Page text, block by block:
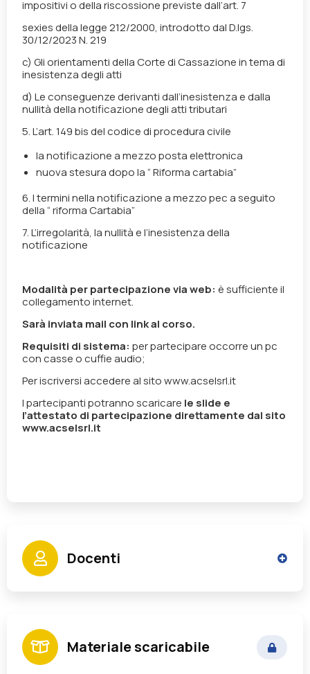
impositivi o della riscossione previste dall’art. 7
sexies della legge 212/2000, introdotto dal D.lgs.
30/12/2023 N. 219
c) Gli orientamenti della Corte di Cassazione in tema di
inesistenza degli atti
d) Le conseguenze derivanti dall’inesistenza e dalla
nullità della notificazione degli atti tributari
5. L’art. 149 bis del codice di procedura civile
la notificazione a mezzo posta elettronica
nuova stesura dopo la “ Riforma cartabia”
6. I termini nella notificazione a mezzo pec a seguito
della “ riforma Cartabia”
7. L’irregolarità, la nullità e l’inesistenza della
notificazione
Modalità per partecipazione via web: è sufficiente il
collegamento internet.
Sarà inviata mail con link al corso.
Requisiti di sistema:per partecipare occorre un pc
con casse o cuffie audio;
Per iscriversi accedere al sito www.acselsrl.it
I partecipanti potranno scaricare le slide e
l’attestato di partecipazione direttamente dal sito
www.acselsrl.it
Docenti
Ex Segretario e Direttore Generale di Enti
Materiale scaricabile